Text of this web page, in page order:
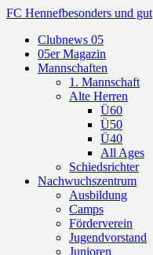
FC Hennefbesonders und gut
Clubnews 05
05er Magazin
Mannschaften
1. Mannschaft
Alte Herren
Ü60
Ü50
Ü40
All Ages
Schiedsrichter
Nachwuchszentrum
Ausbildung
Camps
Förderverein
Jugendvorstand
Junioren